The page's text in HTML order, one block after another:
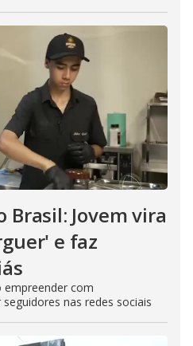
Brasil: Jovem vira
e faz
empreender com
nas redes sociais